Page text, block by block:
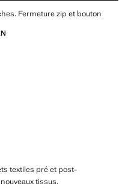
Fermeture zip et bouton
textiles pré et post-
tissus.